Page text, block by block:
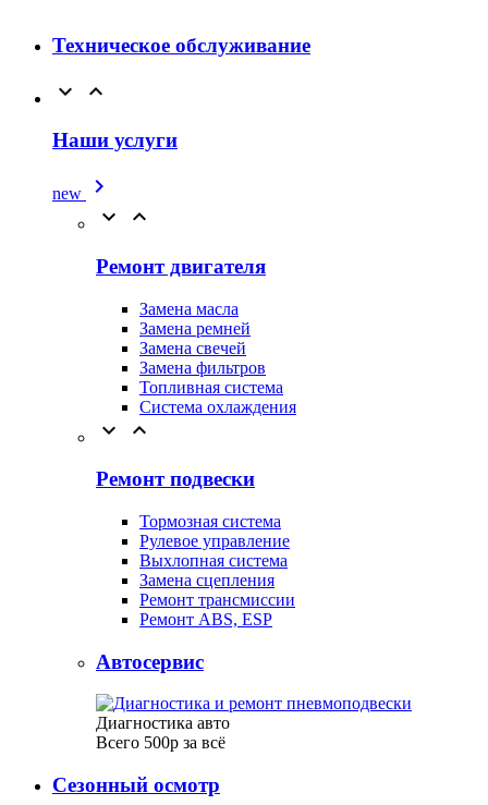
Техническое обслуживание
 
Наши услуги
new



Ремонт двигателя
Замена масла
Замена ремней
Замена свечей
Замена фильтров
Топливная система
Система охлаждения
 
Ремонт подвески
Тормозная система
Рулевое управление
Выхлопная система
Замена сцепления
Ремонт трансмиссии
Ремонт ABS, ESP
Автосервис
Диагностика авто
Всего 500р за всё
Сезонный осмотр